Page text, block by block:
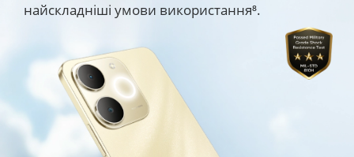
найскладніші умови використання⁸.